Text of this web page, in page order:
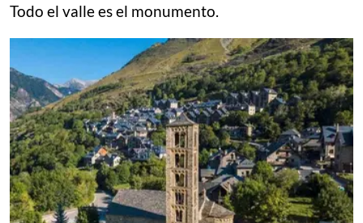
Todo el valle es el monumento.